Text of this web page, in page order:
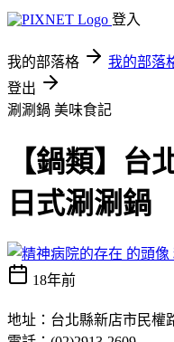
登入
我的部落格 我的部落
登出
涮涮鍋 美味食記
【鍋類】
日式涮涮鍋
18年前
地址：台北縣新店市民權